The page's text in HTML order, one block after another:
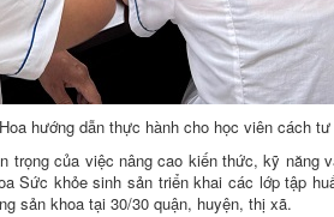
hướng dẫn thực hành cho học viên cách
trọng của việc nâng cao kiến thức, kỹ năng
Sức khỏe sinh sản triển khai các lớp tập
sản khoa tại 30/30 quận, huyện, thị xã.